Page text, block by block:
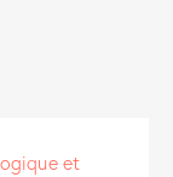
et